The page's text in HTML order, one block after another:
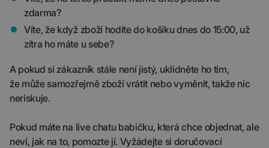
zdarma?
Víte, že když zboží hodíte do košíku dnes do 15:00, už
zítra ho máte u sebe?
A pokud si zákazník stále není jistý, uklidněte ho tím,
že může samozřejmě zboží vrátit nebo vyměnit, takže nic
neriskuje.
Pokud máte na live chatu babičku, která chce objednat, ale
neví, jak na to, pomozte jí. Vyžádejte si doručovací